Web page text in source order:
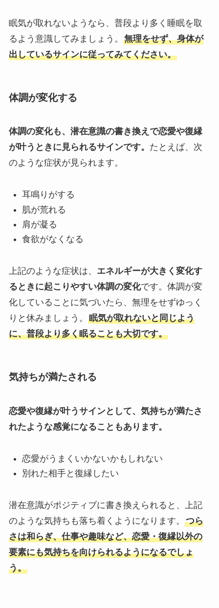
眠気が取れないようなら、普段より多く睡眠を取
るよう意識してみましょう。 無理をせず、身体が
出しているサインに従ってみてください。
体調が変化する
体調の変化も、潜在意識の書き換えで恋愛や復縁
が叶うときに見られるサインです。 たとえば、次
のような症状が見られます。
耳鳴りがする
肌が荒れる
肩が凝る
食欲がなくなる
上記のような症状は、 エネルギーが大きく変化す
るときに起こりやすい体調の変化です。体調が変
化していることに気づいたら、無理をせずゆっく
りと休みましょう。 眠気が取れないと同じよう
に、普段より多く眠ることも大切です。
気持ちが満たされる
恋愛や復縁が叶うサインとして、気持ちが満たさ
れたような感覚になることもあります。
恋愛がうまくいかないかもしれない
別れた相手と復縁したい
潜在意識がポジティブに書き換えられると、上記
のような気持ちも落ち着くようになります。 つら
さは和らぎ、仕事や趣味など、恋愛・復縁以外の
要素にも気持ちを向けられるようになるでしょ
う。